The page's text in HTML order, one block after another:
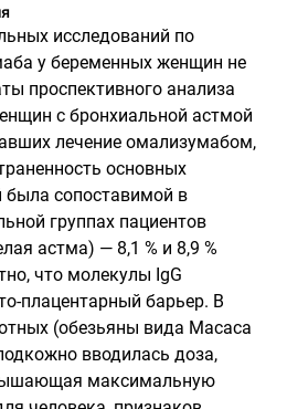
исследований по
у беременных женщин не
проспективного анализа
с бронхиальной астмой
лечение омализумабом,
основных
сопоставимой в
группах пациентов
астма) — 8,1 % и 8,9 %
что молекулы IgG
плацентарный барьер. В
(обезьяны вида Macaca
вводилась доза,
максимальную